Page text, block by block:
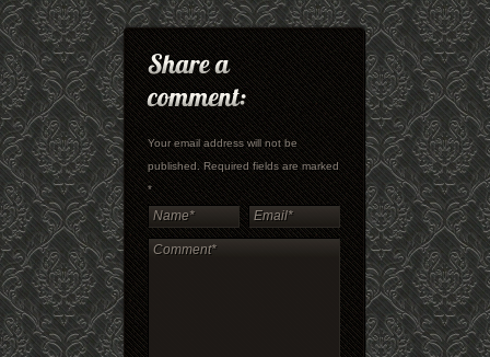
Your email address will not be
published. Required fields are marked
*